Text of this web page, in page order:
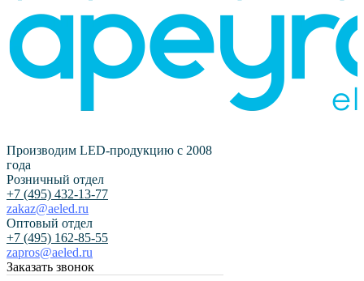
Производим LED-продукцию с 2008
года
Розничный отдел
+7 (495) 432-13-77
zakaz@aeled.ru
Оптовый отдел
+7 (495) 162-85-55
zapros@aeled.ru
Заказать звонок